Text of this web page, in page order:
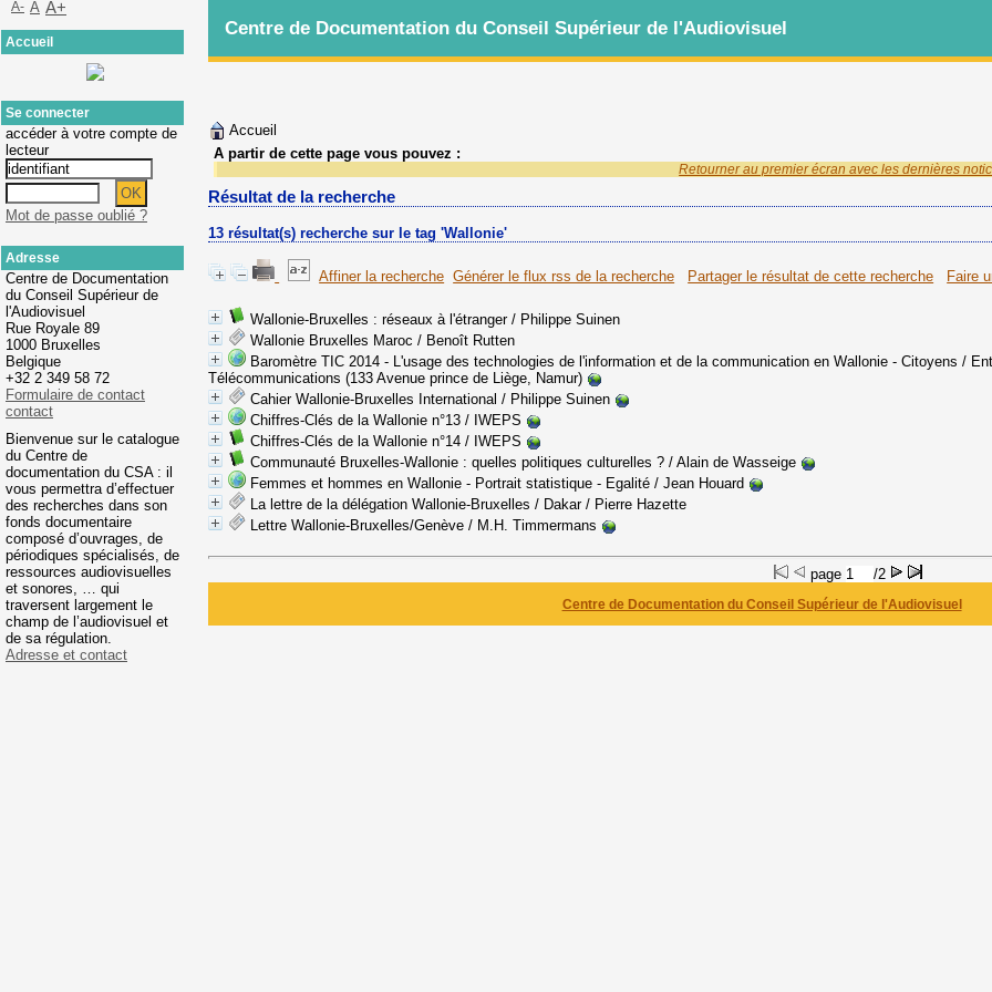
Accueil
A partir de cette page vous pouvez :
Retourner au premier écran avec les dernières
Résultat de la recherche
13 résultat(s) recherche sur le tag 'Wallonie'
Affiner la recherche Générer le flux rss de la recherche Partager le résultat de cette recherche Faire
Wallonie-Bruxelles : réseaux à l'étranger/ Philippe Suinen
Wallonie Bruxelles Maroc / Benoît Rutten
Baromètre TIC 2014 - L'usage des technologies de l'information et de la communication en Wallonie - Citoyens /
Télécommunications (133 Avenue prince de Liège, Namur)
Cahier Wallonie-Bruxelles International / Philippe Suinen
Chiffres-Clés de la Wallonie n°13 / IWEPS
Chiffres-Clés de la Wallonie n°14 / IWEPS
Communauté Bruxelles-Wallonie : quelles politiques culturelles ? / Alain de Wasseige
Femmes et hommes en Wallonie - Portrait statistique - Egalité / Jean Houard
La lettre de la délégation Wallonie-Bruxelles / Dakar/ Pierre Hazette
Lettre Wallonie-Bruxelles/Genève / M.H. Timmermans
page /2
Centre de Documentation du Conseil Supérieur de l'Audiovisuel
Centre de Documentation du Conseil Supérieur de l'Audiovisuel
A- A A+
Accueil
Se connecter
accéder à votre compte de
lecteur
Mot de passe oublié ?
Adresse
Centre de Documentation
du Conseil Supérieur de
l'Audiovisuel
Rue Royale 89
1000 Bruxelles
Belgique
+32 2 349 58 72
Formulaire de contact
contact
Bienvenue sur le catalogue
du Centre de
documentation du CSA : il
vous permettra d’effectuer
des recherches dans son
fonds documentaire
composé d’ouvrages, de
périodiques spécialisés, de
ressources audiovisuelles
et sonores, … qui
traversent largement le
champ de l’audiovisuel et
de sa régulation.
Adresse et contact